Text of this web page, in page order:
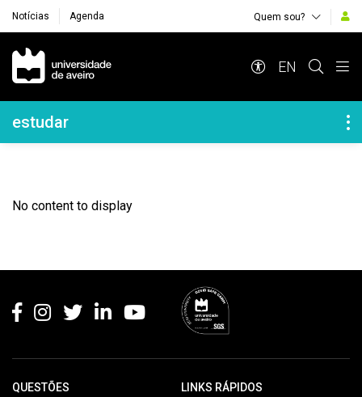
Notícias Agenda Quem sou?
Navegação Principal
EN
Navegação Lateral
estudar
No content to display
QUESTÕES LINKS RÁPIDOS